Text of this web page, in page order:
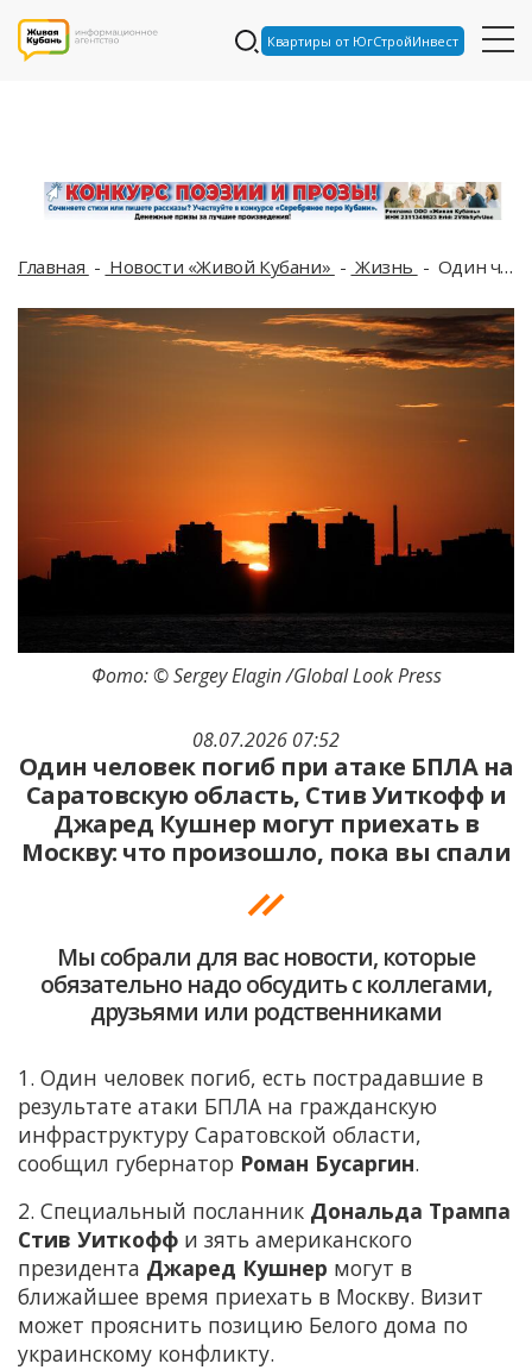
Квартиры от ЮгСтройИнвест
Главная Новости «Живой Кубани» Жизнь Один человек погиб при атаке БПЛА на Саратовскую область, Стив Уиткофф и Джаред Кушнер могут приехать в Москву: что произошло, пока вы спали
08.07.2026 07:52
Один человек погиб при атаке БПЛА на
Саратовскую область, Стив Уиткофф и
Джаред Кушнер могут приехать в
Москву: что произошло, пока вы спали
Мы собрали для вас новости, которые
обязательно надо обсудить с коллегами,
друзьями или родственниками
Фото: © Sergey Elagin /Global Look Press
1. Один человек погиб, есть пострадавшие в
результате атаки БПЛА на гражданскую
инфраструктуру Саратовской области,
сообщил губернатор Роман Бусаргин.
2. Специальный посланник Дональда Трампа
Стив Уиткофф и зять американского
президента Джаред Кушнер могут в
ближайшее время приехать в Москву. Визит
может прояснить позицию Белого дома по
украинскому конфликту.